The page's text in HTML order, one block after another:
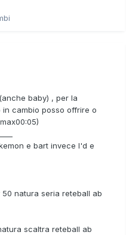
baby) , per la
cambio posso offrire o
e bart invece I'd e
natura seria reteball ab
scaltra reteball ab